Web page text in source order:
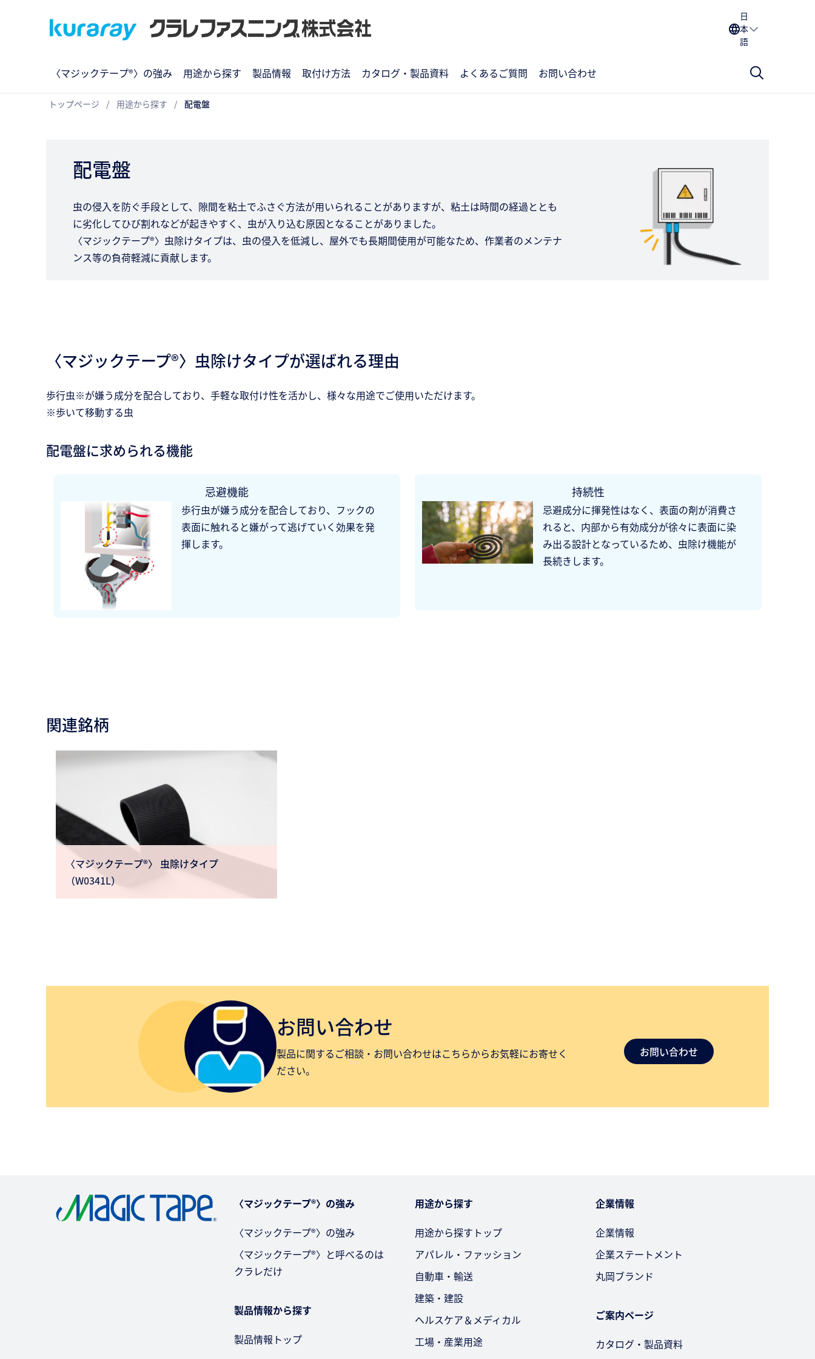
日
本
語
〈マジックテープ®〉の強み 用途から探す 製品情報 取付け方法 カタログ・製品資料 よくあるご質問 お問い合わせ
トップページ 用途から探す 配電盤
配電盤
虫の侵入を防ぐ手段として、隙間を粘土でふさぐ方法が用いられることがありますが、粘土は時間の経過ととも
に劣化してひび割れなどが起きやすく、虫が入り込む原因となることがありました。
〈マジックテープ®〉虫除けタイプは、虫の侵入を低減し、屋外でも長期間使用が可能なため、作業者のメンテナ
ンス等の負荷軽減に貢献します。
〈マジックテープ®〉虫除けタイプが選ばれる理由
歩行虫※が嫌う成分を配合しており、手軽な取付け性を活かし、様々な用途でご使用いただけます。
※歩いて移動する虫
配電盤に求められる機能
忌避機能
歩行虫が嫌う成分を配合しており、フックの
表面に触れると嫌がって逃げていく効果を発
揮します。
持続性
忌避成分に揮発性はなく、表面の剤が消費さ
れると、内部から有効成分が徐々に表面に染
み出る設計となっているため、虫除け機能が
長続きします。
関連銘柄
〈マジックテープ®〉 虫除けタイプ
（W0341L）
お問い合わせ
製品に関するご相談・お問い合わせはこちらからお気軽にお寄せく
ださい。
お問い合わせ
〈マジックテープ®〉の強み
〈マジックテープ®〉の強み
〈マジックテープ®〉と呼べるのは
クラレだけ
製品情報から探す
製品情報トップ
用途から探す
用途から探すトップ
アパレル・ファッション
自動車・輸送
建築・建設
ヘルスケア＆メディカル
工場・産業用途
企業情報
企業情報
企業ステートメント
丸岡ブランド
ご案内ページ
カタログ・製品資料